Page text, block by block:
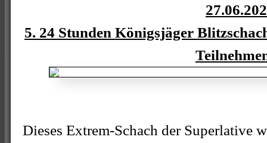
5. 24 Stunden Königsjäger
Dieses Extrem-Schach der Superlative